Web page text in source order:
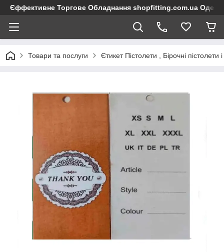
Єффективне Торгове Обладнання shopfitting.com.ua Одеса
Товари та послуги Єтикет Пістолети , Бірочні пістолети